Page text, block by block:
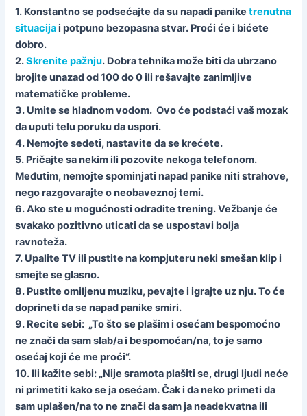
1. Konstantno se podsećajte da su napadi paniketrenutna
situacijai potpuno bezopasna stvar. Proći će i bićete
dobro.
2.Skrenite pažnju. Dobra tehnika može biti da ubrzano
brojite unazad od 100 do 0 ili rešavajte zanimljive
matematičke probleme.
3. Umite se hladnom vodom. Ovo će podstaći vaš mozak
da uputi telu poruku da uspori.
4. Nemojte sedeti, nastavite da se krećete.
5. Pričajte sa nekim ili pozovite nekoga telefonom.
Međutim, nemojte spominjati napad panike niti strahove,
nego razgovarajte o neobaveznoj temi.
6. Ako ste u mogućnosti odradite trening. Vežbanje će
svakako pozitivno uticati da se uspostavi bolja
ravnoteža.
7. Upalite TV ili pustite na kompjuteru neki smešan klip i
smejte se glasno.
8. Pustite omiljenu muziku, pevajte i igrajte uz nju. To će
doprineti da se napad panike smiri.
9. Recite sebi: „To što se plašim i osećam bespomoćno
ne znači da sam slab/a i bespomoćan/na, to je samo
osećaj koji će me proći“.
10. Ili kažite sebi: „Nije sramota plašiti se, drugi ljudi neće
ni primetiti kako se ja osećam. Čak i da neko primeti da
sam uplašen/na to ne znači da sam ja neadekvatna ili